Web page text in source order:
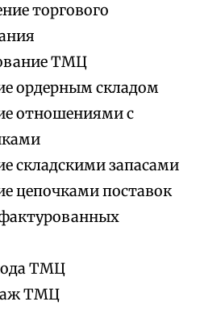
торгового
ТМЦ
ордерным складом
отношениями с
складскими запасами
цепочками поставок
ТМЦ
ТМЦ